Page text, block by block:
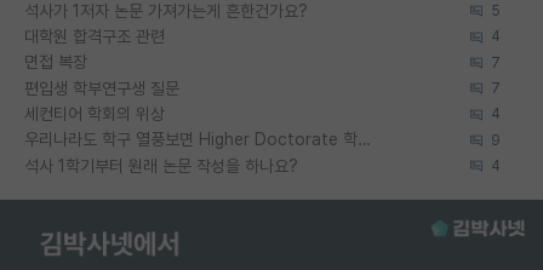
석사가 1저자 논문 가져가는게 흔한건가요? 5
대학원 합격구조 관련 4
면접 복장 7
편입생 학부연구생 질문 7
세컨티어 학회의 위상 4
우리나라도 학구 열풍보면 Higher Doctorate 학위가 필요하다고 봅니다. 9
석사 1학기부터 원래 논문 작성을 하나요? 4